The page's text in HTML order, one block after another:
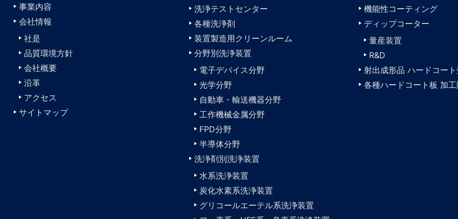
事業内容
会社情報
社是
品質環境方針
会社概要
沿革
アクセス
サイトマップ
洗浄テストセンター
各種洗浄剤
装置製造用クリーンルーム
分野別洗浄装置
電子デバイス分野
光学分野
自動車・輸送機器分野
工作機械金属分野
FPD分野
半導体分野
洗浄剤別洗浄装置
水系洗浄装置
炭化水素系洗浄装置
グリコールエーテル系洗浄装置
機能性コーティング
ディップコーター
量産装置
R&D
射出成形品 ハードコー
各種ハードコート板 加工